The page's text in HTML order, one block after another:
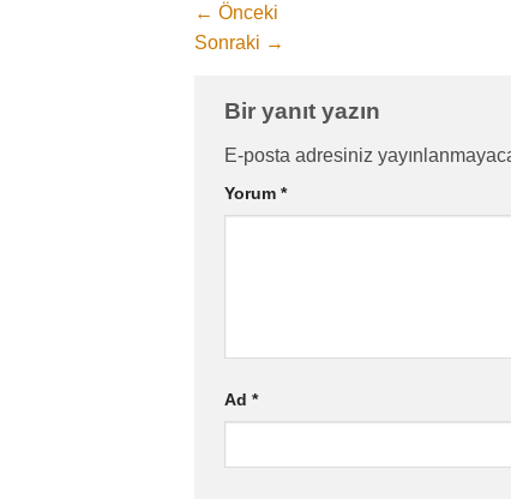
← Önceki
Sonraki →
Bir yanıt yazın
E-posta adresiniz
Yorum *
Ad *